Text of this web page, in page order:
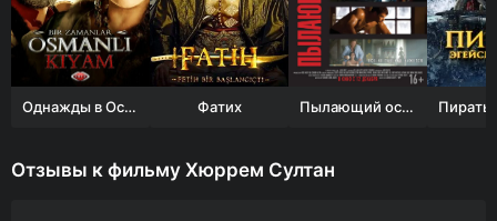
Однажды в Османской империи: Смута Фатих Пылающий остров
Отзывы к фильму Хюррем Султан